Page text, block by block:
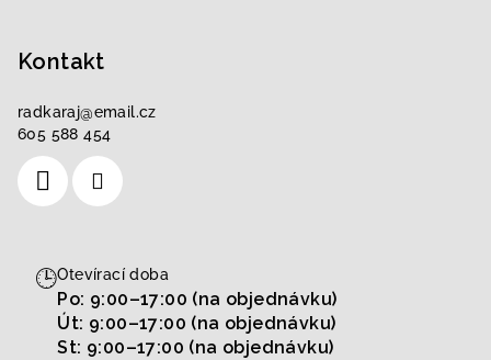
Kontakt
radkaraj@email.cz
605 588 454
🕒Otevírací doba
Po: 9:00–17:00 (na objednávku)
Út: 9:00–17:00 (na objednávku)
St: 9:00–17:00 (na objednávku)